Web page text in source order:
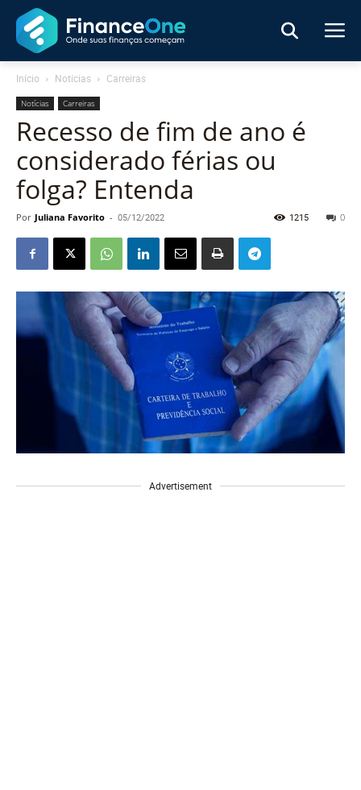
Início Notícias Carreiras
Notícias Carreiras
Recesso de fim de ano é
considerado férias ou
folga? Entenda
Por Juliana Favorito - 05/12/2022 0
1215
Advertisement